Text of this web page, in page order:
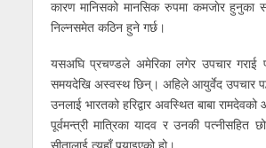
कारण मानिसको मानसिक रुपमा कमजाेर हुनुका
निल्नसमेत कठिन हुने गर्छ।
यसअघि प्रचण्डले अमेरिका लगेर उपचार गराई
समयदेखि अस्वस्थ छिन्। अहिले आयुर्वेद उपचार
उनलाई भारतको हरिद्वार अवस्थित बाबा
पूर्वमन्त्री मात्रिका यादव र उनकी पत्नीसहित